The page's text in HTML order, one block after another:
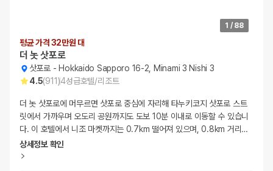
1 / 88
평균 가격 32만원 대
더 놋 삿포로
삿포로 - Hokkaido Sapporo 16-2, Minami 3 Nishi 3
4.5(911)4성급호텔/리조트
더 놋 삿포로에 머무르면 삿포로 중심에 자리해 타누키코지 삿포로 스트
릿에서 가까우며 오도리 공원까지도 도보 10분 이내로 이동할 수 있습니
다. 이 호텔에서 니조 마켓까지는 0.7km 떨어져 있으며, 0.8km 거리 …
상세정보 확인